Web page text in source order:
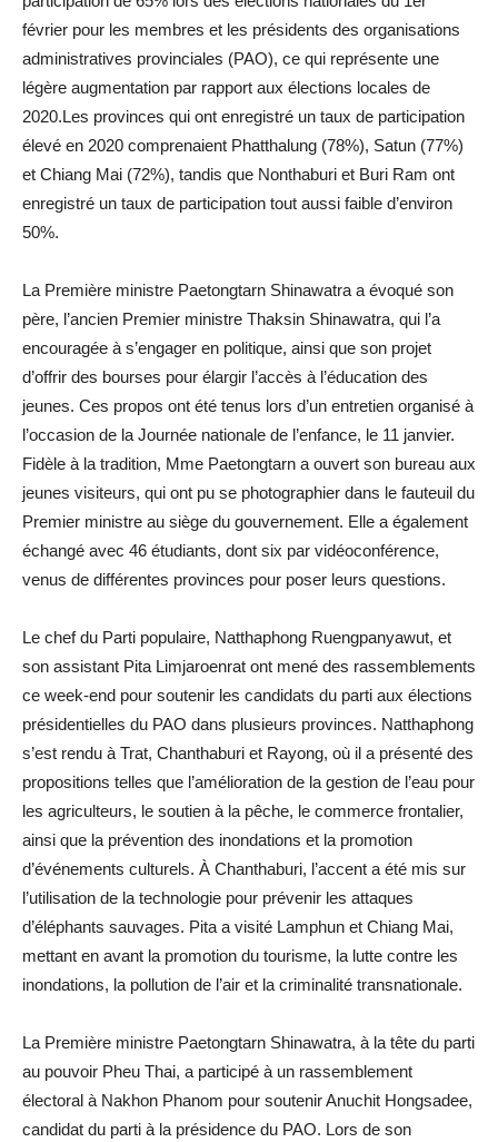
février pour les membres et les présidents des organisations
administratives provinciales (PAO), ce qui représente une
légère augmentation par rapport aux élections locales de
2020.Les provinces qui ont enregistré un taux de participation
élevé en 2020 comprenaient Phatthalung (78%), Satun (77%)
et Chiang Mai (72%), tandis que Nonthaburi et Buri Ram ont
enregistré un taux de participation tout aussi faible d’environ
50%.
La Première ministre Paetongtarn Shinawatra a évoqué son
père, l’ancien Premier ministre Thaksin Shinawatra, qui l’a
encouragée à s’engager en politique, ainsi que son projet
d’offrir des bourses pour élargir l’accès à l’éducation des
jeunes. Ces propos ont été tenus lors d’un entretien organisé à
l’occasion de la Journée nationale de l’enfance, le 11 janvier.
Fidèle à la tradition, Mme Paetongtarn a ouvert son bureau aux
jeunes visiteurs, qui ont pu se photographier dans le fauteuil du
Premier ministre au siège du gouvernement. Elle a également
échangé avec 46 étudiants, dont six par vidéoconférence,
venus de différentes provinces pour poser leurs questions.
Le chef du Parti populaire, Natthaphong Ruengpanyawut, et
son assistant Pita Limjaroenrat ont mené des rassemblements
ce week-end pour soutenir les candidats du parti aux élections
présidentielles du PAO dans plusieurs provinces. Natthaphong
s’est rendu à Trat, Chanthaburi et Rayong, où il a présenté des
propositions telles que l’amélioration de la gestion de l’eau pour
les agriculteurs, le soutien à la pêche, le commerce frontalier,
ainsi que la prévention des inondations et la promotion
d’événements culturels. À Chanthaburi, l’accent a été mis sur
l’utilisation de la technologie pour prévenir les attaques
d’éléphants sauvages. Pita a visité Lamphun et Chiang Mai,
mettant en avant la promotion du tourisme, la lutte contre les
inondations, la pollution de l’air et la criminalité transnationale.
La Première ministre Paetongtarn Shinawatra, à la tête du parti
au pouvoir Pheu Thai, a participé à un rassemblement
électoral à Nakhon Phanom pour soutenir Anuchit Hongsadee,
candidat du parti à la présidence du PAO. Lors de son